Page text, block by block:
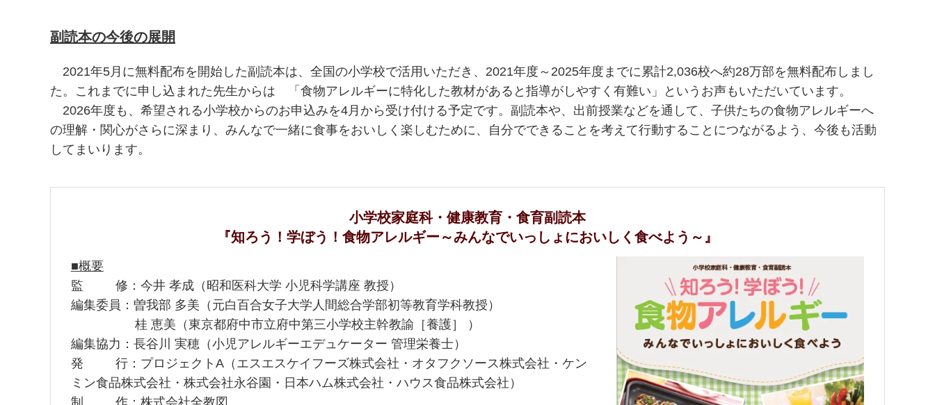
副読本の今後の展開
2021年5月に無料配布を開始した副読本は、全国の小学校で活用いただき、2021年度～2025年度までに累計2,036校へ約28万部を無料配布しまし
た。これまでに申し込まれた先生からは 「食物アレルギーに特化した教材があると指導がしやすく有難い」というお声もいただいています。
2026年度も、希望される小学校からのお申込みを4月から受け付ける予定です。副読本や、出前授業などを通して、子供たちの食物アレルギーへ
の理解・関心がさらに深まり、みんなで一緒に食事をおいしく楽しむために、自分でできることを考えて行動することにつながるよう、今後も活動
してまいります。
小学校家庭科・健康教育・食育副読本
『知ろう！学ぼう！食物アレルギー～みんなでいっしょにおいしく食べよう～』
■概要
監 修：今井 孝成（昭和医科大学 小児科学講座 教授）
編集委員：曽我部 多美（元白百合女子大学人間総合学部初等教育学科教授）
桂 恵美（東京都府中市立府中第三小学校主幹教諭［養護］ ）
編集協力：長谷川 実穂（小児アレルギーエデュケーター 管理栄養士）
発 行：プロジェクトA（エスエスケイフーズ株式会社・オタフクソース株式会社・ケン
ミン食品株式会社・株式会社永谷園・日本ハム株式会社・ハウス食品株式会社）
制 作：株式会社全教図